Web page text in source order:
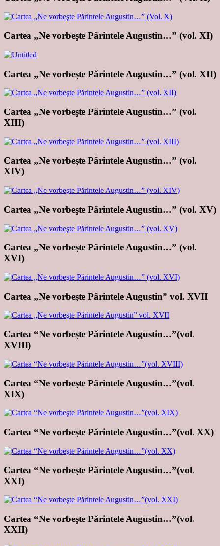
Cartea „Ne vorbeşte Părintele Augustin…” (vol. XI)
Cartea „Ne vorbeşte Părintele Augustin…” (vol. XII)
Cartea „Ne vorbeşte Părintele Augustin…” (vol.
XIII)
Cartea „Ne vorbeşte Părintele Augustin…” (vol.
XIV)
Cartea „Ne vorbeşte Părintele Augustin…” (vol. XV)
Cartea „Ne vorbeşte Părintele Augustin…” (vol.
XVI)
Cartea „Ne vorbeşte Părintele Augustin” vol. XVII
Cartea “Ne vorbeşte Părintele Augustin…”(vol.
XVIII)
Cartea “Ne vorbeşte Părintele Augustin…”(vol.
XIX)
Cartea “Ne vorbeşte Părintele Augustin…”(vol. XX)
Cartea “Ne vorbeşte Părintele Augustin…”(vol.
XXI)
Cartea “Ne vorbeşte Părintele Augustin…”(vol.
XXII)